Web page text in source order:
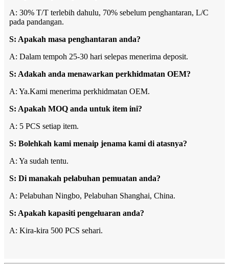
A: 30% T/T terlebih dahulu, 70% sebelum penghantaran, L/C
pada pandangan.
S: Apakah masa penghantaran anda?
A: Dalam tempoh 25-30 hari selepas menerima deposit.
S: Adakah anda menawarkan perkhidmatan OEM?
A: Ya.Kami menerima perkhidmatan OEM.
S: Apakah MOQ anda untuk item ini?
A: 5 PCS setiap item.
S: Bolehkah kami menaip jenama kami di atasnya?
A: Ya sudah tentu.
S: Di manakah pelabuhan pemuatan anda?
A: Pelabuhan Ningbo, Pelabuhan Shanghai, China.
S: Apakah kapasiti pengeluaran anda?
A: Kira-kira 500 PCS sehari.